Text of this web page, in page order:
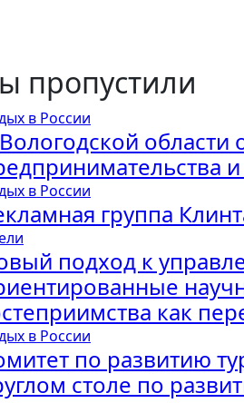
пропустили
в России
в России
группа
подход к
как
в России
по развитию
столе по